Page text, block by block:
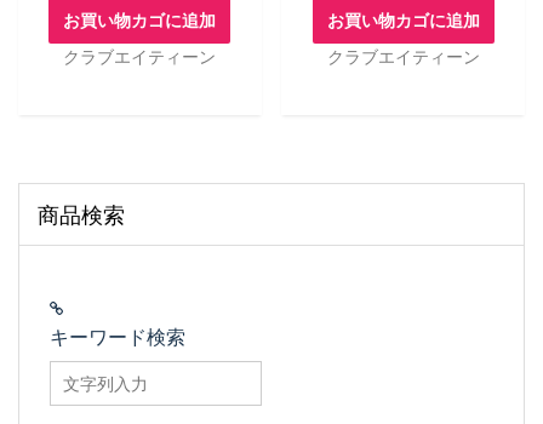
お買い物カゴに追加
クラブエイティーン
お買い物カゴに追加
クラブエイティーン
商品検索
キーワード検索
searchfilter_pro